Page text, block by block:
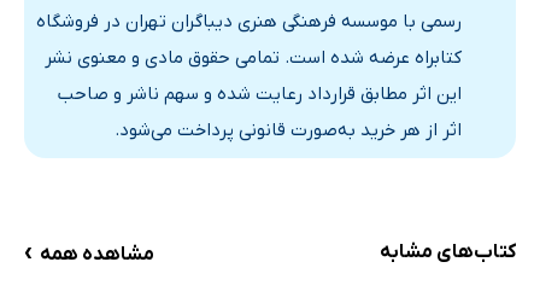
رسمی با موسسه فرهنگی هنری دیباگران تهران در فروشگاه
کتابراه عرضه شده است. تمامی حقوق مادی و معنوی نشر
این اثر مطابق قرارداد رعایت شده و سهم ناشر و صاحب
اثر از هر خرید به‌صورت قانونی پرداخت می‌شود.
کتاب‌های مشابه مشاهده همه ›